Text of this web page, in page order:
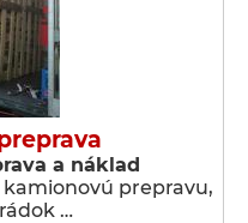
a náklad
prepravu,
…